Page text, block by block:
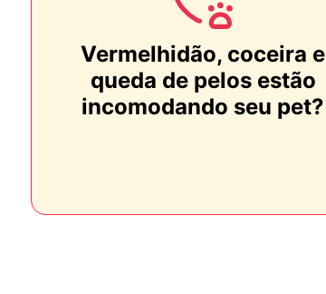
Vermelhidão, coceira e
queda de pelos estão
incomodando seu pet?